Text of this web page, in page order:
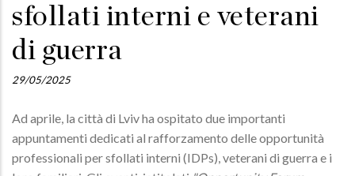
sfollati interni e veterani
di guerra
29/05/2025
Ad aprile, la città di Lviv ha ospitato due importanti
appuntamenti dedicati al rafforzamento delle opportunità
professionali per sfollati interni (IDPs), veterani di guerra e i